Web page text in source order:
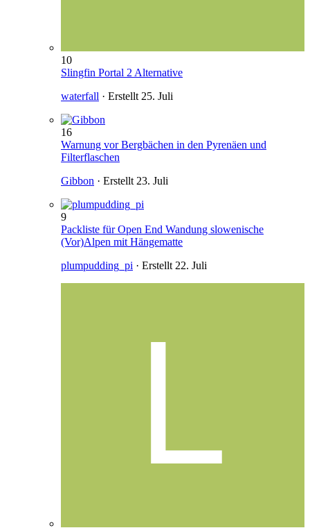
10
Slingfin Portal 2 Alternative
waterfall · Erstellt 25. Juli
16
Warnung vor Bergbächen in den Pyrenäen und
Filterflaschen
Gibbon · Erstellt 23. Juli
9
Packliste für Open End Wandung slowenische
(Vor)Alpen mit Hängematte
plumpudding_pi · Erstellt 22. Juli